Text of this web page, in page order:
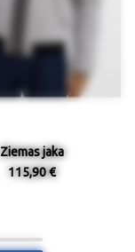
Ziemas jaka
115,90 €